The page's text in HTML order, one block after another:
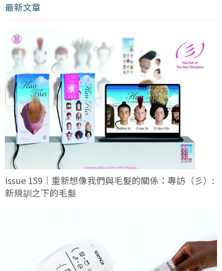
最新文章
Issue 159｜重新想像我們與毛髮的關係：專訪（彡）:
新規訓之下的毛髮